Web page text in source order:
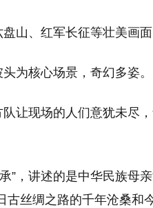
山、红军长征等壮美画面
为核心场景，奇幻多姿。
让现场的人们意犹未尽
”，讲述的是中华民族母
古丝绸之路的千年沧桑和